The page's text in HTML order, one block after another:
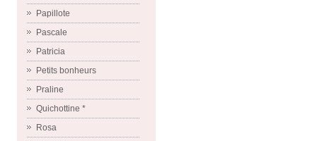
Papillote
Pascale
Patricia
Petits bonheurs
Praline
Quichottine *
Rosa